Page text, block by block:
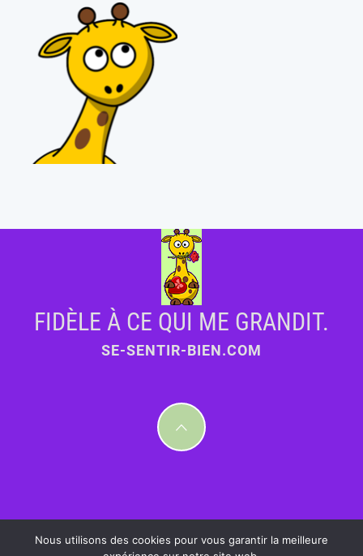
FIDÈLE À CE QUI ME GRANDIT.
SE-SENTIR-BIEN.COM
Nous utilisons des cookies pour vous garantir la meilleure